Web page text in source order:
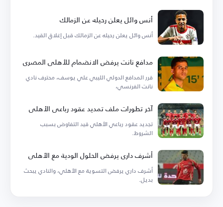
أنس وائل يعلن رحيله عن الزمالك
أنس وائل يعلن رحيله عن الزمالك قبل إغلاق القيد.
مدافع نانت يرفض الانضمام للأهلي المصري
قرر المدافع الدولي الليبي علي يوسف، محترف نادي
نانت الفرنسي،
آخر تطورات ملف تمديد عقود رباعي الأهلي
تجديد عقود رباعي الأهلي قيد التفاوض بسبب
الشروط.
أشرف داري يرفض الحلول الودية مع الأهلي
أشرف داري يرفض التسوية مع الأهلي، والنادي يبحث
بديل.